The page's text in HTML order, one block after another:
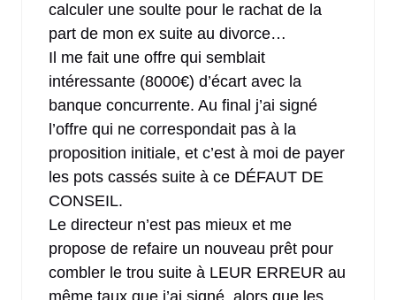
calculer une soulte pour le rachat de la
part de mon ex suite au divorce…
Il me fait une offre qui semblait
intéressante (8000€) d’écart avec la
banque concurrente. Au final j’ai signé
l’offre qui ne correspondait pas à la
proposition initiale, et c’est à moi de payer
les pots cassés suite à ce DÉFAUT DE
CONSEIL.
Le directeur n’est pas mieux et me
propose de refaire un nouveau prêt pour
combler le trou suite à LEUR ERREUR au